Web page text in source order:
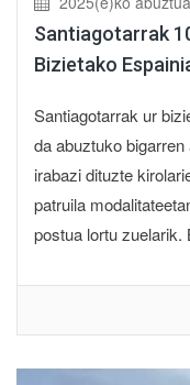
Santiagotarrak
Bizietako
Santiagotarrak ur
da abuztuko
irabazi dituzte
patruila
postua lortu